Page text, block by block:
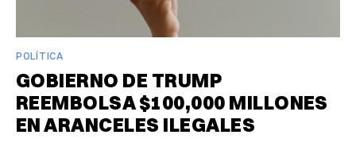
POLÍTICA
GOBIERNO DE TRUMP
REEMBOLSA $100,000 MILLONES
EN ARANCELES ILEGALES